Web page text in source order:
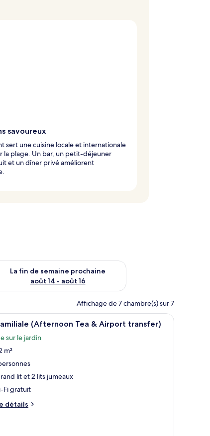
savoureux
sert une cuisine locale et internationale
la plage. Un bar, un petit-déjeuner
et un dîner privé améliorent
août 7 - août 9
La fin de semaine prochaine
août 14 - août 16
la disponibilité pour la fin de semaine prochaine août
Affichage de 7 chambre(s) sur 7
en coton égyptien, literie de qualité
:
Un salon avec un canapé, une table basse
(Afternoon Tea & Airport transfer)
sur le jardin
m²
lit et 2 lits jumeaux
Fi gratuit
détails